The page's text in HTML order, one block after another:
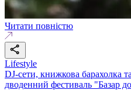
Читати повністю
Lifestyle
DJ-сети, книжкова барахолка
дводенний фестиваль "Базар